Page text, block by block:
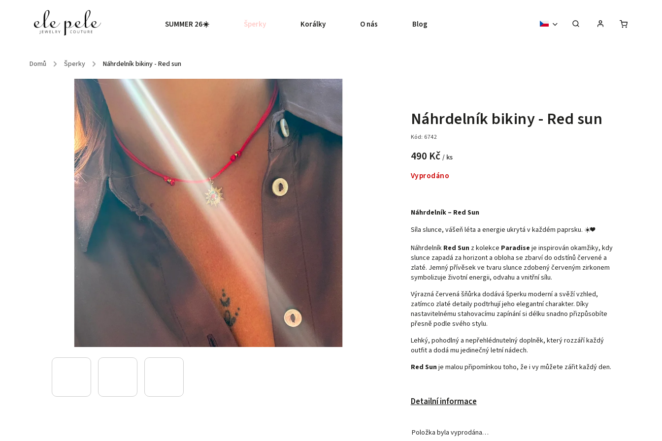
SUMMER 26☀️ Šperky Korálky O nás Blog
Domů / Šperky / Náhrdelník bikiny - Red sun
Náhrdelník bikiny - Red sun
Kód: 6742
490 Kč / ks
Vyprodáno
Náhrdelník – Red Sun
Síla slunce, vášeň léta a energie ukrytá v každém paprsku. ☀️❤️
Náhrdelník Red Sun z kolekce Paradise je inspirován okamžiky, kdy
slunce zapadá za horizont a obloha se zbarví do odstínů červené a
zlaté. Jemný přívěsek ve tvaru slunce zdobený červeným zirkonem
symbolizuje životní energii, odvahu a vnitřní sílu.
Výrazná červená šňůrka dodává šperku moderní a svěží vzhled,
zatímco zlaté detaily podtrhují jeho elegantní charakter. Díky
nastavitelnému stahovacímu zapínání si délku snadno přizpůsobíte
přesně podle svého stylu.
Lehký, pohodlný a nepřehlédnutelný doplněk, který rozzáří každý
outfit a dodá mu jedinečný letní nádech.
Red Sun je malou připomínkou toho, že i vy můžete zářit každý den.
Detailní informace
Položka byla vyprodána…